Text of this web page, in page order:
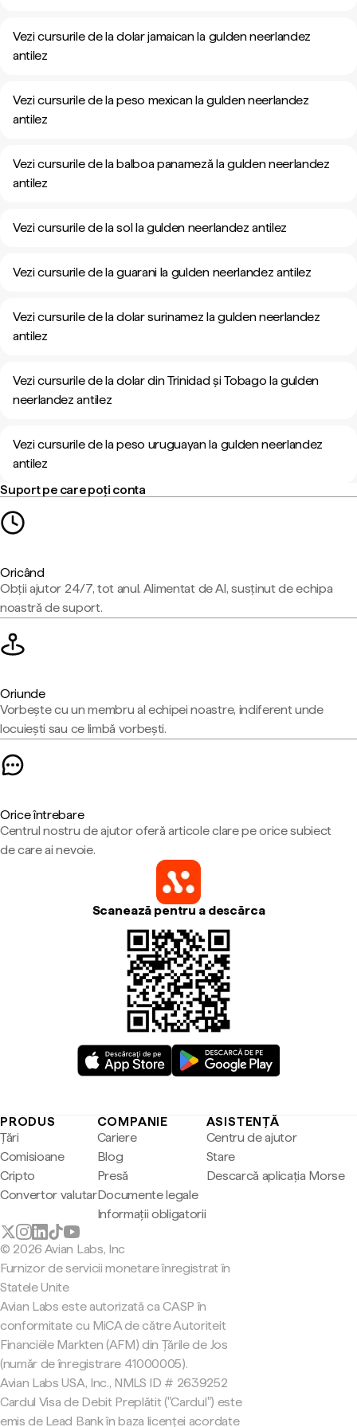
Vezi cursurile de la dolar jamaican la gulden neerlandez
antilez
Vezi cursurile de la peso mexican la gulden neerlandez
antilez
Vezi cursurile de la balboa panameză la gulden neerlandez
antilez
Vezi cursurile de la sol la gulden neerlandez antilez
Vezi cursurile de la guarani la gulden neerlandez antilez
Vezi cursurile de la dolar surinamez la gulden neerlandez
antilez
Vezi cursurile de la dolar din Trinidad și Tobago la gulden
neerlandez antilez
Vezi cursurile de la peso uruguayan la gulden neerlandez
antilez
Suport pe care poți conta
Oricând
Obții ajutor 24/7, tot anul. Alimentat de AI, susținut de echipa
noastră de suport.
Oriunde
Vorbește cu un membru al echipei noastre, indiferent unde
locuiești sau ce limbă vorbești.
Orice întrebare
Centrul nostru de ajutor oferă articole clare pe orice subiect
de care ai nevoie.
Scanează pentru a descărca
PRODUS
Țări
Comisioane
Cripto
Convertor valutar
COMPANIE
Cariere
Blog
Presă
Documente legale
Informații obligatorii
ASISTENȚĂ
Centru de ajutor
Stare
Descarcă aplicația Morse
© 2026 Avian Labs, Inc
Furnizor de servicii monetare înregistrat în
Statele Unite
Avian Labs este autorizată ca CASP în
conformitate cu MiCA de către Autoriteit
Financiële Markten (AFM) din Țările de Jos
(număr de înregistrare 41000005).
Avian Labs USA, Inc., NMLS ID # 2639252
Cardul Visa de Debit Preplătit ("Cardul") este
emis de Lead Bank în baza licenței acordate